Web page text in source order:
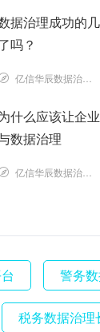
据治理成功的
吗？
亿信华辰数据治理研究院
什么应该让企
数据治理
亿信华辰数据治理研究院
警务
税务数据治理